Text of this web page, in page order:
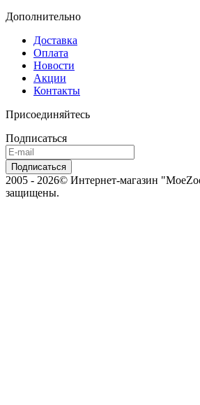
Дополнительно
Доставка
Оплата
Новости
Акции
Контакты
Присоединяйтесь
Подписаться
2005 - 2026© Интернет-магазин
защищены.